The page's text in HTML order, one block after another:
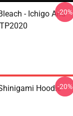
- Ichigo And-20%
Hoodie-20%